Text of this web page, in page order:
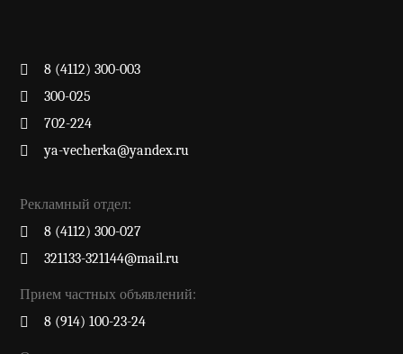
8 (4112) 300-003
300-025
702-224
ya-vecherka@yandex.ru
Рекламный отдел:
8 (4112) 300-027
321133-321144@mail.ru
Прием частных объявлений:
8 (914) 100-23-24